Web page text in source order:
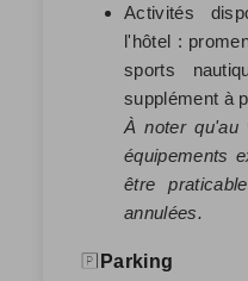
Activités
l'hôtel :
sports
supplément à
À noter qu'au
équipements
être
annulées.
Parking